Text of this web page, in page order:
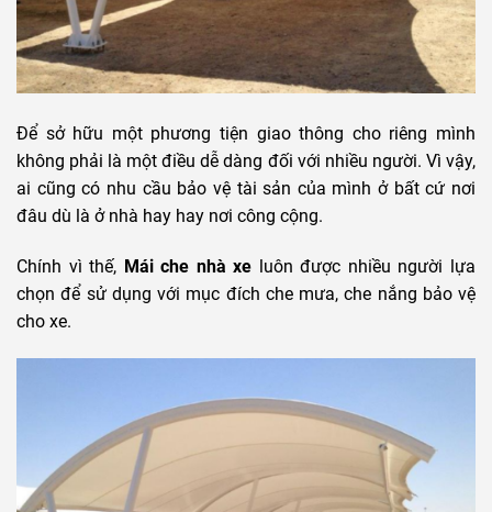
Để sở hữu một phương tiện giao thông cho riêng mình
không phải là một điều dễ dàng đối với nhiều người. Vì vậy,
ai cũng có nhu cầu bảo vệ tài sản của mình ở bất cứ nơi
đâu dù là ở nhà hay hay nơi công cộng.
Chính vì thế, Mái che nhà xe luôn được nhiều người lựa
chọn để sử dụng với mục đích che mưa, che nắng bảo vệ
cho xe.